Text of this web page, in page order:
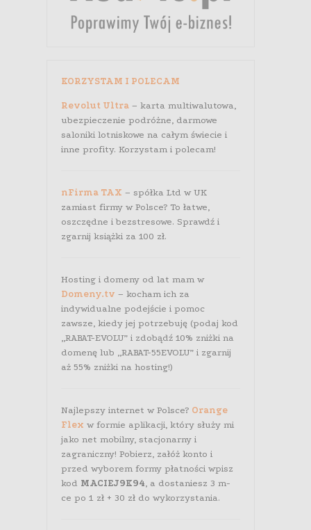
KORZYSTAM I POLECAM
Revolut Ultra– karta multiwalutowa,
ubezpieczenie podróżne, darmowe
saloniki lotniskowe na całym świecie i
inne profity. Korzystam i polecam!
nFirma TAX – spółka Ltd w UK
zamiast firmy w Polsce? To łatwe,
oszczędne i bezstresowe. Sprawdź i
zgarnij książki za 100 zł.
Hosting i domeny od lat mam w
Domeny.tv – kocham ich za
indywidualne podejście i pomoc
zawsze, kiedy jej potrzebuję (podaj kod
„RABAT-EVOLU” i zdobądź 10% zniżki na
domenę lub „RABAT-55EVOLU” i zgarnij
aż 55% zniżki na hosting!)
Najlepszy internet w Polsce? Orange
Flex w formie aplikacji, który służy mi
jako net mobilny, stacjonarny i
zagraniczny! Pobierz, załóż konto i
przed wyborem formy płatności wpisz
kod MACIEJ9K94 , a dostaniesz 3 m-
ce po 1 zł + 30 zł do wykorzystania.